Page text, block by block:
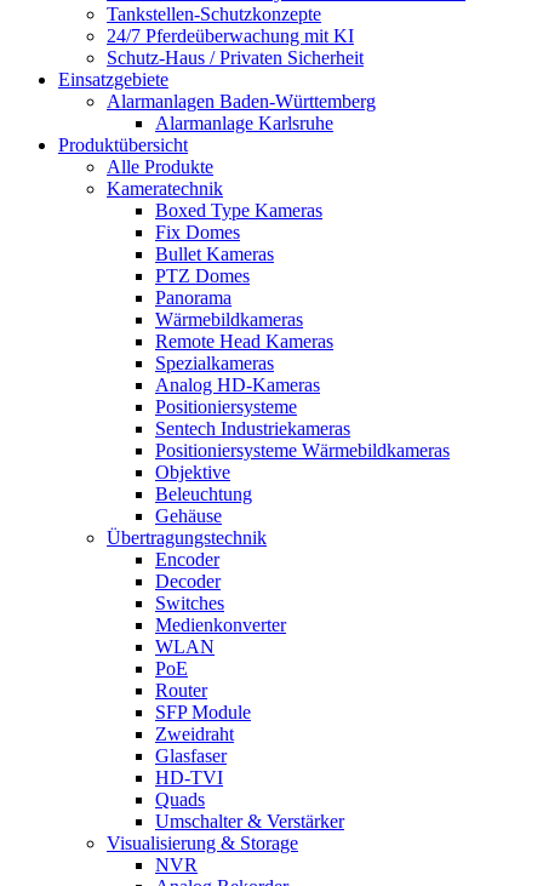
Tankstellen-Schutzkonzepte​
24/7 Pferdeüberwachung mit KI
Schutz-Haus / Privaten Sicherheit
Einsatzgebiete
Alarmanlagen Baden-Württemberg
Alarmanlage Karlsruhe
Produktübersicht
Alle Produkte
Kameratechnik
Boxed Type Kameras
Fix Domes
Bullet Kameras
PTZ Domes
Panorama
Wärmebildkameras
Remote Head Kameras
Spezialkameras
Analog HD-Kameras
Positioniersysteme
Sentech Industriekameras
Positioniersysteme Wärmebildkameras
Objektive
Beleuchtung
Gehäuse
Übertragungstechnik
Encoder
Decoder
Switches
Medienkonverter
WLAN
PoE
Router
SFP Module
Zweidraht
Glasfaser
HD-TVI
Quads
Umschalter & Verstärker
Visualisierung & Storage
NVR